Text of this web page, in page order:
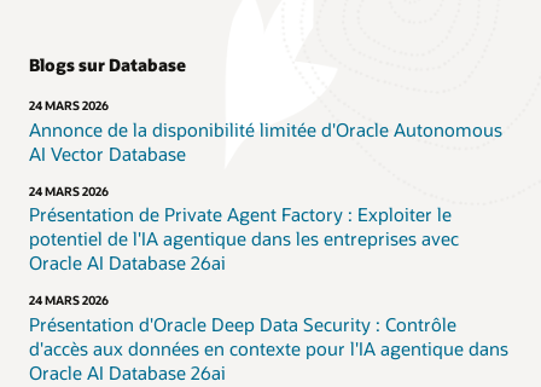
Blogs sur Database
24 MARS 2026
Annonce de la disponibilité limitée d'Oracle Autonomous
AI Vector Database
24 MARS 2026
Présentation de Private Agent Factory : Exploiter le
potentiel de l'IA agentique dans les entreprises avec
Oracle AI Database 26ai
24 MARS 2026
Présentation d'Oracle Deep Data Security : Contrôle
d'accès aux données en contexte pour l'IA agentique dans
Oracle AI Database 26ai